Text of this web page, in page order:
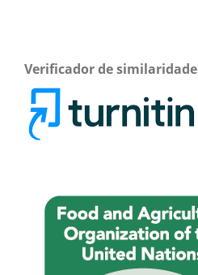
Verificador de similaridade